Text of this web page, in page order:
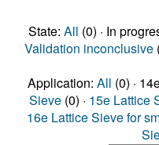
State: All (0) · In
Validation inconclusive
Application: All (0) ·
Sieve (0) · 15e Lattice
16e Lattice Sieve for